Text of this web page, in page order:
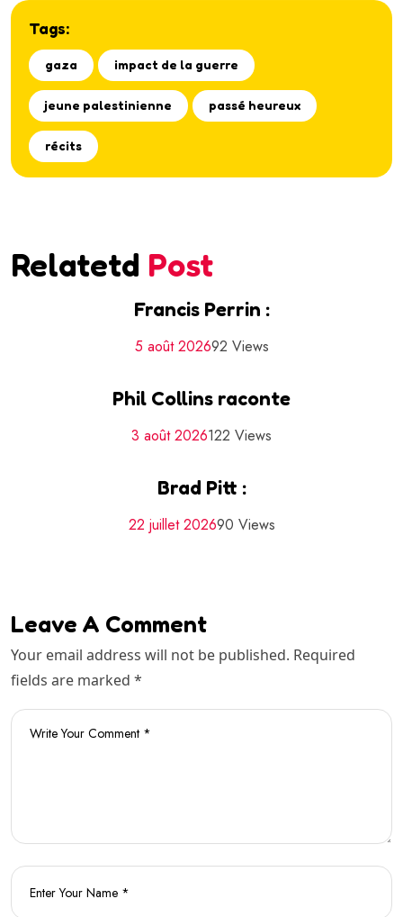
Tags:
gaza impact de la guerre
jeune palestinienne passé heureux
récits
Relatetd Post
Francis Perrin :
5 août 202692 Views
Phil Collins raconte
3 août 2026122 Views
Brad Pitt :
22 juillet 202690 Views
Leave A Comment
Your email address will not be published. Required
fields are marked *